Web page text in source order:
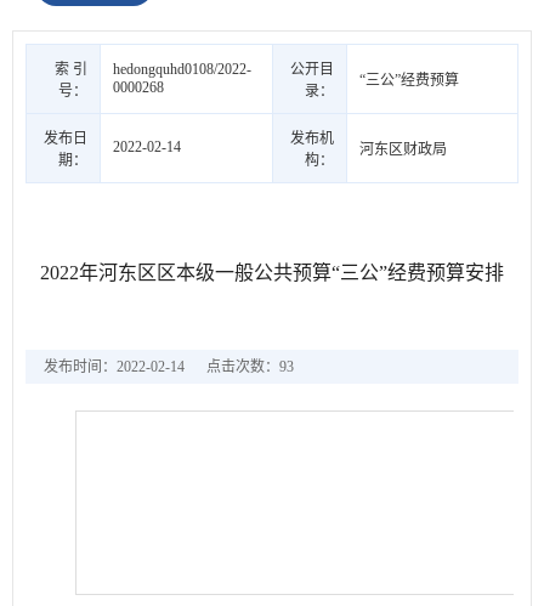
索 引
号：
hedongquhd0108/2022-
0000268
公开目
录：
“三公”经费预算
发布日
期：
2022-02-14
发布机
构：
河东区财政局
2022年河东区区本级一般公共预算“三公”经费预算安排
发布时间：2022-02-14 点击次数： 93